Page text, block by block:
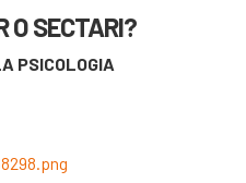
O SECTARI?
PSICOLOGIA